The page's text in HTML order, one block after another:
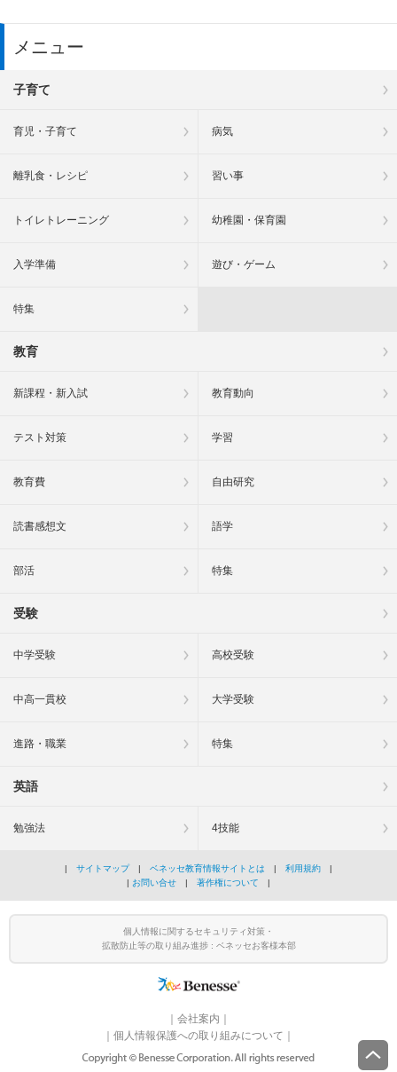
メニュー
子育て
育児・子育て 病気
離乳食・レシピ 習い事
トイレトレーニング 幼稚園・保育園
入学準備 遊び・ゲーム
特集
教育
新課程・新入試 教育動向
テスト対策 学習
教育費 自由研究
読書感想文 語学
部活 特集
受験
中学受験 高校受験
中高一貫校 大学受験
進路・職業 特集
英語
勉強法 4技能
| サイトマップ| ベネッセ教育情報サイトとは | 利用規約 |
| お問い合せ | 著作権について |
個人情報に関するセキュリティ対策・
拡散防止等の取り組み進捗 : ベネッセお客様本部
会社案内
個人情報保護への取り組みについて